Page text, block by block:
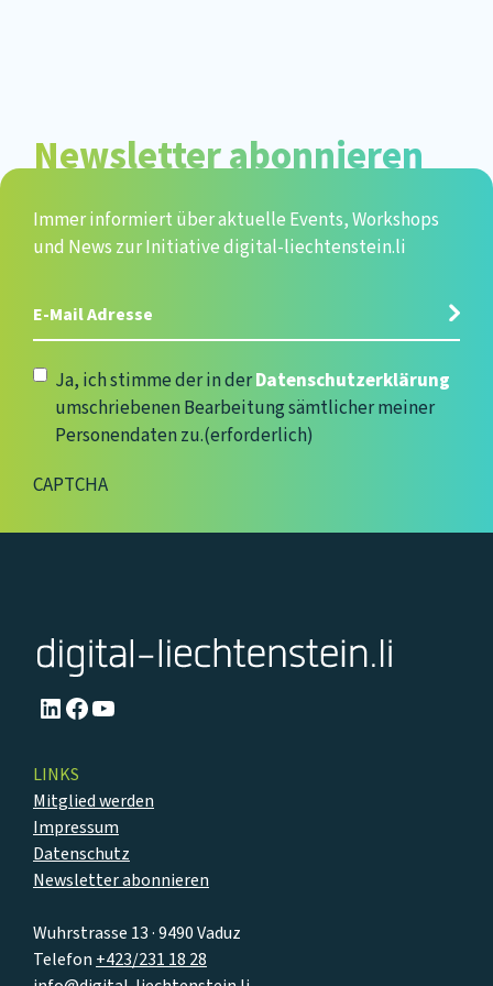
Newsletter abonnieren
Immer informiert über aktuelle Events, Workshops
und News zur Initiative digital-liechtenstein.li
Datenschutzerklärung(erforderlich)
Ja, ich stimme der in derDatenschutzerklärung
umschriebenen Bearbeitung sämtlicher meiner
Personendaten zu.(erforderlich)
CAPTCHA
LinkedIn
Facebook
YouTube
Wuhrstrasse 13 · 9490 Vaduz
Telefon +423/231 18 28
LINKS
Mitglied werden
Impressum
Datenschutz
Newsletter abonnieren